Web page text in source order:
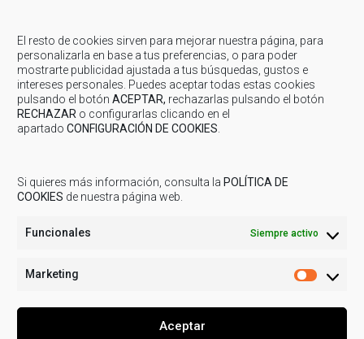
El resto de cookies sirven para mejorar nuestra página, para
personalizarla en base a tus preferencias, o para poder
mostrarte publicidad ajustada a tus búsquedas, gustos e
intereses personales. Puedes aceptar todas estas cookies
pulsando el botón ACEPTAR, rechazarlas pulsando el botón
RECHAZAR o configurarlas clicando en el
apartado CONFIGURACIÓN DE COOKIES
Si quieres más información, consulta la POLÍTICA DE
COOKIES de nuestra página web.
Funcionales Siempre activo
Marketing
Aceptar
Deportes)
Lunes y Miércoles de 17:30 a 18:30 h
Inscripciones
Compartir...